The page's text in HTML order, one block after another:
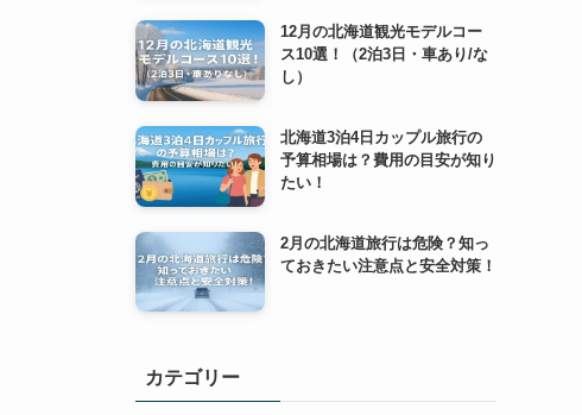
12月の北海道観光モデルコー
ス10選！（2泊3日・車あり/な
し）
北海道3泊4日カップル旅行の
予算相場は？費用の目安が知り
たい！
2月の北海道旅行は危険？知っ
ておきたい注意点と安全対策！
カテゴリー